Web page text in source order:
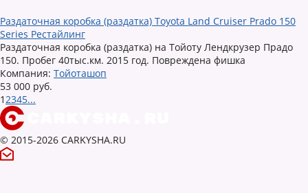
Раздаточная коробка (раздатка) Toyota Land Cruiser Prado 150
Series Рестайлинг
Раздаточная коробка (раздатка) на Тойоту Лендкрузер Прадо
150. Пробег 40тыс.км. 2015 год. Повреждена фишка
Компания: Тойоташоп
53 000 руб.
1 2345...
© 2015-2026 CARKYSHA.RU